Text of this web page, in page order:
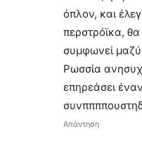
όπλον, και
περστρόϊκα,
συμφωνεί
Ρωσσία
επηρεάσει
Απάντηση